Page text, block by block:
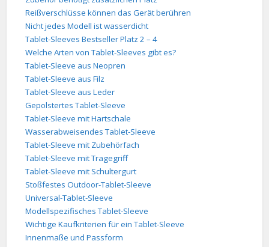
Reißverschlüsse können das Gerät berühren
Nicht jedes Modell ist wasserdicht
Tablet-Sleeves Bestseller Platz 2 – 4
Welche Arten von Tablet-Sleeves gibt es?
Tablet-Sleeve aus Neopren
Tablet-Sleeve aus Filz
Tablet-Sleeve aus Leder
Gepolstertes Tablet-Sleeve
Tablet-Sleeve mit Hartschale
Wasserabweisendes Tablet-Sleeve
Tablet-Sleeve mit Zubehörfach
Tablet-Sleeve mit Tragegriff
Tablet-Sleeve mit Schultergurt
Stoßfestes Outdoor-Tablet-Sleeve
Universal-Tablet-Sleeve
Modellspezifisches Tablet-Sleeve
Wichtige Kaufkriterien für ein Tablet-Sleeve
Innenmaße und Passform